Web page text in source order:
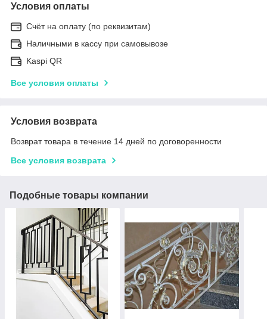
Условия оплаты
Счёт на оплату (по реквизитам)
Наличными в кассу при самовывозе
Kaspi QR
Все условия оплаты
Условия возврата
Возврат товара в течение 14 дней по договоренности
Все условия возврата
Подобные товары компании